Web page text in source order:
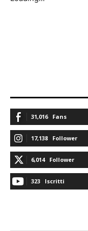
31,016 Fans
17,138 Follower
6,014 Follower
323 Iscritti